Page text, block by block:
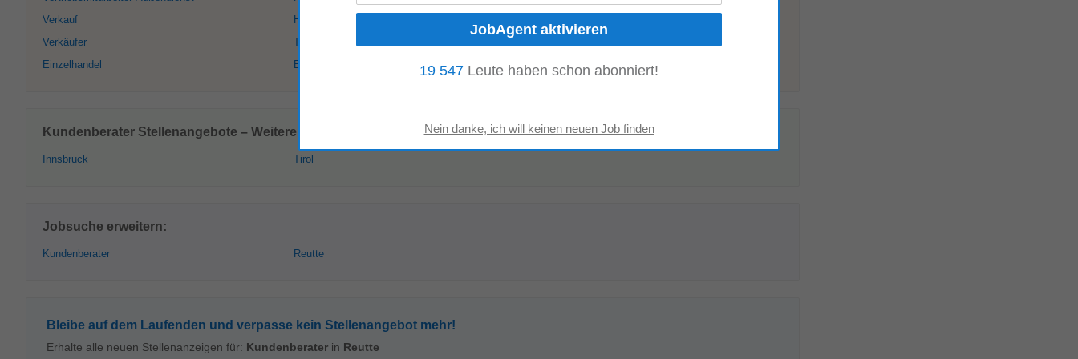
Verkauf
Verkäufer
Einzelhandel
Handel
Technischer Vertrieb
Einkäufer
Kundenberater Stellenangebote – Weitere Orte:
Innsbruck Tirol
Jobsuche erweitern:
Kundenberater Reutte
Bleibe auf dem Laufenden und verpasse kein Stellenangebot mehr!
Erhalte alle neuen Stellenanzeigen für: Kundenberater in Reutte
19 547 Leute haben schon abonniert!